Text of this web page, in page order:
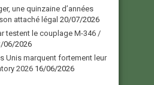
une quinzaine d’années
attaché légal 20/07/2026
testent le couplage M-346 /
06/2026
Unis marquent fortement leur
2026 16/06/2026